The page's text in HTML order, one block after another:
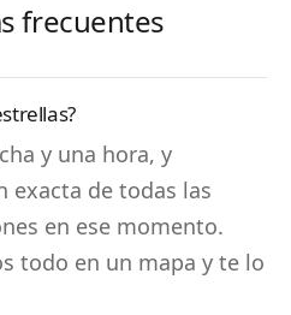
frecuentes
y una hora, y
exacta de todas las
en ese momento.
todo en un mapa y te lo